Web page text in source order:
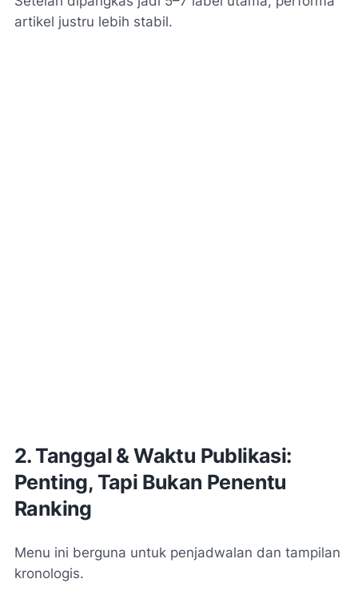
artikel justru lebih stabil.
2. Tanggal & Waktu Publikasi:
Penting, Tapi Bukan Penentu
Ranking
Menu ini berguna untuk penjadwalan dan tampilan
kronologis.